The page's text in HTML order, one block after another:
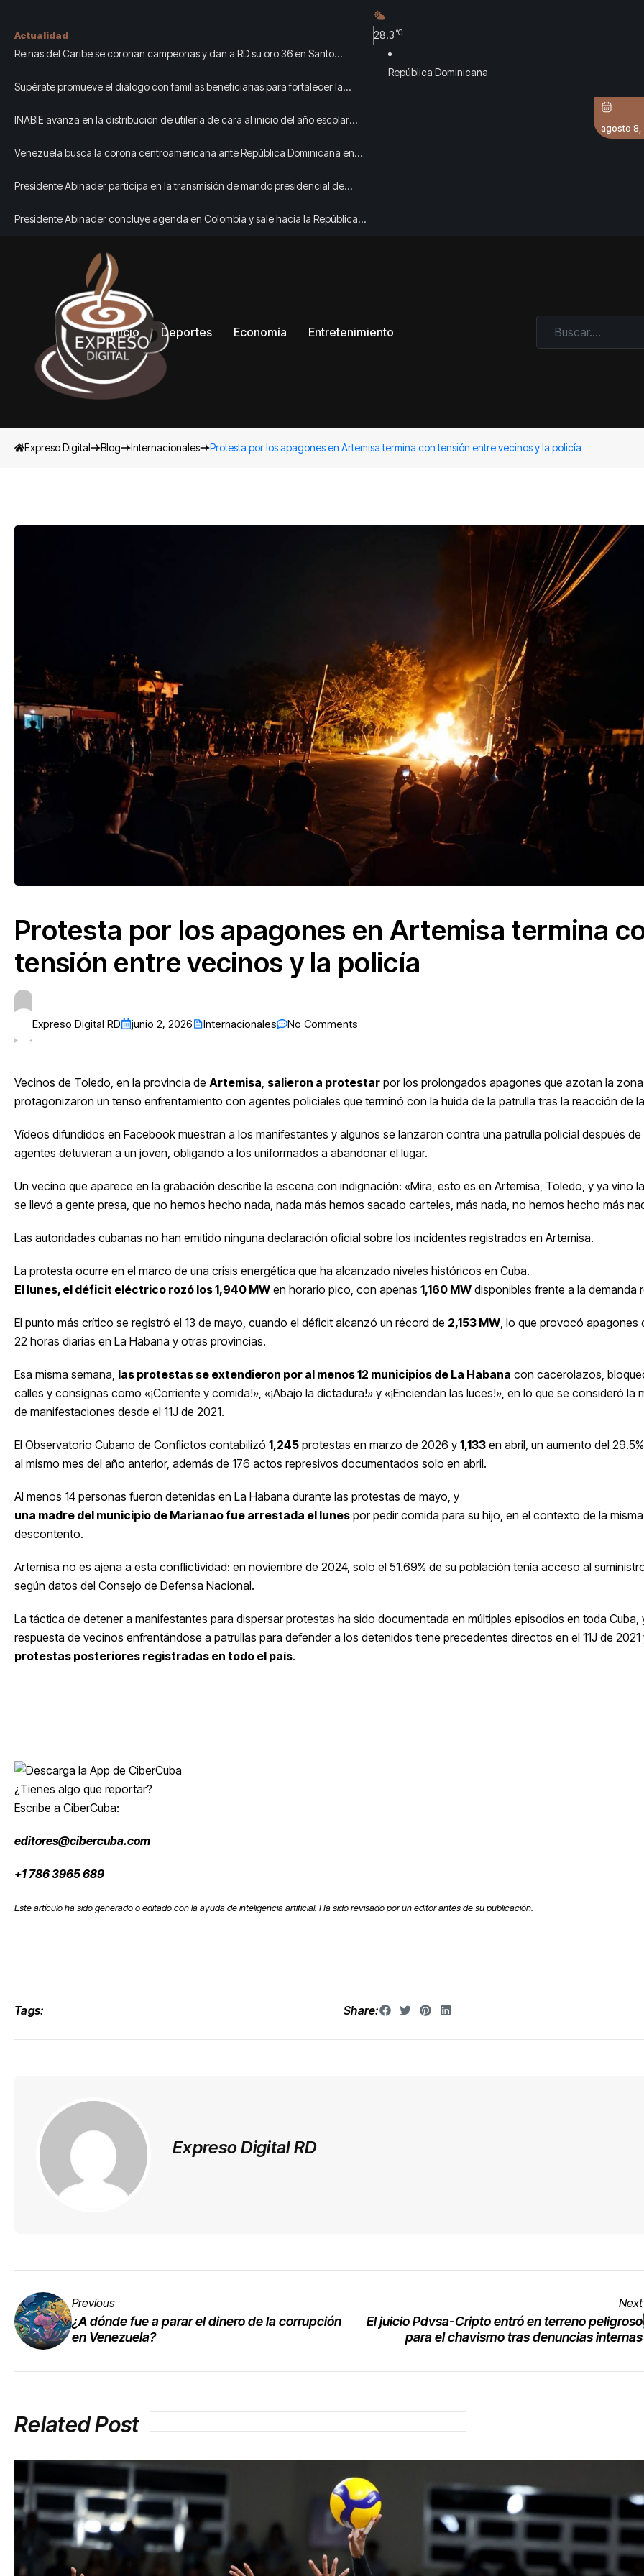
Actualidad
Reinas del Caribe se coronan campeonas y dan a RD su oro 36 en Santo
Supérate promueve el diálogo con familias beneficiarias para fortalecer la
INABIE avanza en la distribución de utilería de cara al inicio del año escolar
Venezuela busca la corona centroamericana ante República Dominicana en
Presidente Abinader participa en la transmisión de mando presidencial de
Presidente Abinader concluye agenda en Colombia y sale hacia la República
28.3 °C
República Dominicana
agosto 8,
Inicio Deportes Economía Entretenimiento
Expreso Digital Blog Internacionales Protesta por los apagones en Artemisa termina con tensión entre vecinos y la policía
Protesta por los apagones en Artemisa termina
tensión entre vecinos y la policía
Expreso Digital RD junio 2, 2026 Internacionales No Comments
Vecinos de Toledo, en la provincia de Artemisa salieron a protestar por los prolongados apagones que azotan la
protagonizaron un tenso enfrentamiento con agentes policiales que terminó con la huida de la patrulla tras la reacción de
Vídeos difundidos en Facebook muestran a los manifestantes y algunos se lanzaron contra una patrulla policial después de
agentes detuvieran a un joven, obligando a los uniformados a abandonar el lugar.
Un vecino que aparece en la grabación describe la escena con indignación: «Mira, esto es en Artemisa, Toledo, y ya vino
se llevó a gente presa, que no hemos hecho nada, nada más hemos sacado carteles, más nada, no hemos hecho más
Las autoridades cubanas no han emitido ninguna declaración oficial sobre los incidentes registrados en Artemisa.
La protesta ocurre en el marco de una crisis energética que ha alcanzado niveles históricos en Cuba.
El lunes, el déficit eléctrico rozó los 1,940 MW en horario pico, con apenas 1,160 MW disponibles frente a la demanda
El punto más crítico se registró el 13 de mayo, cuando el déficit alcanzó un récord de 2,153 MW , lo que provocó apagones
22 horas diarias en La Habana y otras provincias.
Esa misma semana, las protestas se extendieron por al menos 12 municipios de La Habana con cacerolazos,
calles y consignas como «¡Corriente y comida!», «¡Abajo la dictadura!» y «¡Enciendan las luces!», en lo que se consideró la
de manifestaciones desde el 11J de 2021.
El Observatorio Cubano de Conflictos contabilizó 1,245 protestas en marzo de 2026 y 1,133 en abril, un aumento del
al mismo mes del año anterior, además de 176 actos represivos documentados solo en abril.
Al menos 14 personas fueron detenidas en La Habana durante las protestas de mayo, y
una madre del municipio de Marianao fue arrestada el lunes por pedir comida para su hijo, en el contexto de la
descontento.
Artemisa no es ajena a esta conflictividad: en noviembre de 2024, solo el 51.69% de su población tenía acceso al
según datos del Consejo de Defensa Nacional.
La táctica de detener a manifestantes para dispersar protestas ha sido documentada en múltiples episodios en toda Cuba,
respuesta de vecinos enfrentándose a patrullas para defender a los detenidos tiene precedentes directos en el 11J de 2021
protestas posteriores registradas en todo el país.
¿Tienes algo que reportar?
Escribe a CiberCuba:
editores@cibercuba.com
+1 786 3965 689
Este artículo ha sido generado o editado con la ayuda de inteligencia artificial. Ha sido revisado por un editor antes de su publicación.
Tags: Share:
Expreso Digital RD
Previous
¿A dónde fue a parar el dinero de la corrupción
en Venezuela?
Next
El juicio Pdvsa-Cripto entró en terreno peligroso
para el chavismo tras denuncias internas
Related Post